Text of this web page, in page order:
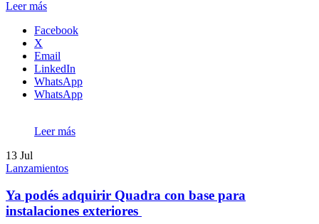
Leer más
Facebook
X
Email
LinkedIn
WhatsApp
WhatsApp
Leer más
13 Jul
Lanzamientos
Ya podés adquirir Quadra con base para
instalaciones exteriores